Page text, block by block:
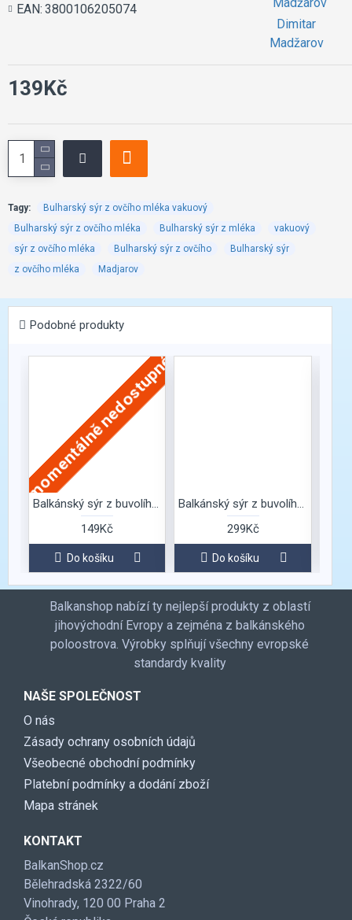
EAN: 3800106205074
Dimitar
Madžarov
139Kč
Tagy:
Bulharský sýr z ovčího mléka vakuový
Bulharský sýr z ovčího mléka
Bulharský sýr z mléka
vakuový
sýr z ovčího mléka
Bulharský sýr z ovčího
Bulharský sýr
z ovčího mléka
Madjarov
Podobné produkty
momentálně nedostupné
Balkánský sýr z buvolího mléka Madžarov
149Kč
Do košíku
Balkánský sýr z buvolího mléka Madžarov
299Kč
Do košíku
Balkanshop nabízí ty nejlepší produkty z oblastí
jihovýchodní Evropy a zejména z balkánského
poloostrova. Výrobky splňují všechny evropské
standardy kvality
NAŠE SPOLEČNOST
O nás
Zásady ochrany osobních údajů
Všeobecné obchodní podmínky
Platební podmínky a dodání zboží
Mapa stránek
KONTAKT
BalkanShop.cz
Bělehradská 2322/60
Vinohrady, 120 00 Praha 2